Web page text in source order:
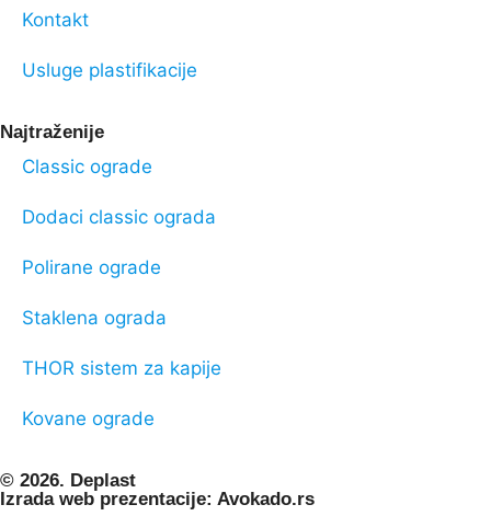
Kontakt
Usluge plastifikacije
Najtraženije
Classic ograde
Dodaci classic ograda
Polirane ograde
Staklena ograda
THOR sistem za kapije
Kovane ograde
© 2026. Deplast
Izrada web prezentacije: Avokado.rs